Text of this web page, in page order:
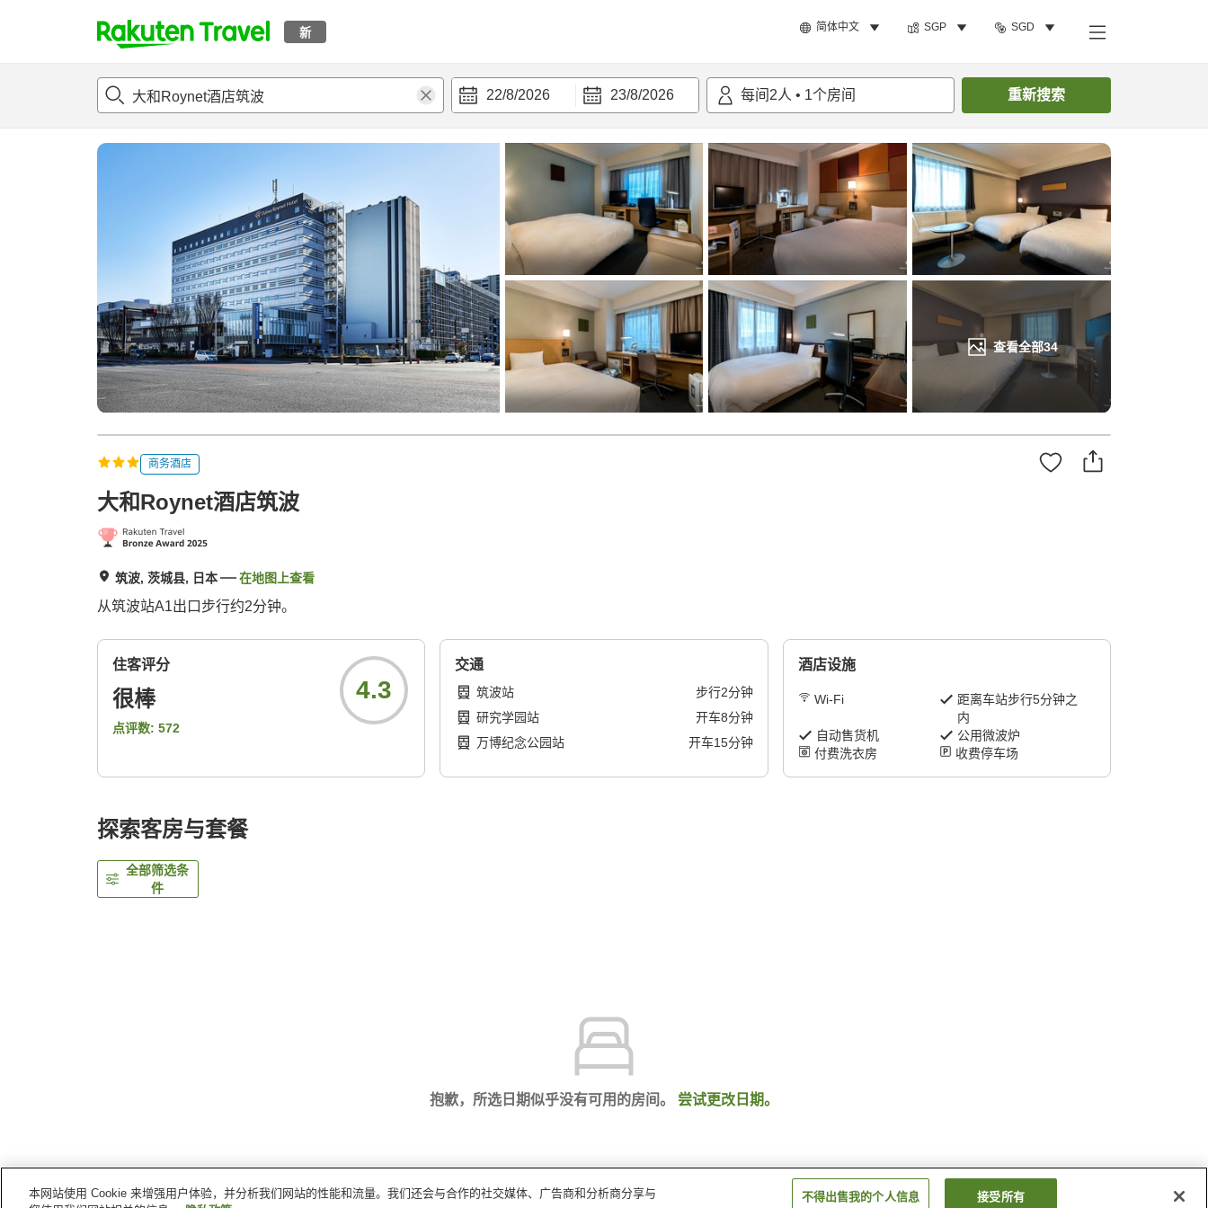
新 简体中文 SGP SGD
t
p
a
h
22/8/2026 23/8/2026 每间 2人 • 1个房间 重新搜索
查看全部34
概况 客房及住宿套餐评论亮点设施 搜索客房
商务酒店
大和Roynet酒店筑波
筑波, 茨城县, 日本 在地图上查看
从筑波站A1出口步行约2分钟。
住客评分
很棒
点评数: 572
4.3
交通
筑波站 步行2分钟
研究学园站
开车8分钟
万博纪念公园站
开车15分钟
酒店设施
Wi-Fi
距离车站步行5分钟之
内
自动售货机
公用微波炉
付费洗衣房
收费停车场
探索客房与套餐
全部筛选条
件
抱歉，所选日期似乎没有可用的房间。 尝试更改日期。
本网站使用 Cookie 来增强用户体验，并分析我们网站的性能和流量。我们还会与合作的社交媒体、广告商和分析商分享与
不得出售我的个人信息 接受所有